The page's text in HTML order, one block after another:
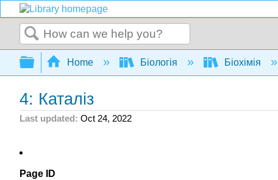
Search
Expand/collapse global hierarchy
Home Біологія Біохімія
4: Каталіз
Last updated Oct 24, 2022
Page ID